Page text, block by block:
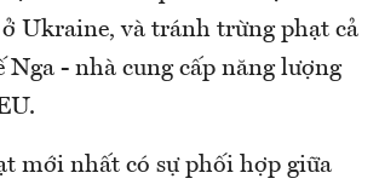
Ukraine, và tránh trừng phạt cả
- nhà cung cấp năng lượng
mới nhất có sự phối hợp giữa